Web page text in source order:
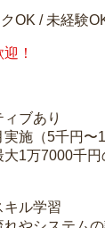
OK / 未経験
！
ブあり
実施（5千円〜
大1万7000千
キル学習